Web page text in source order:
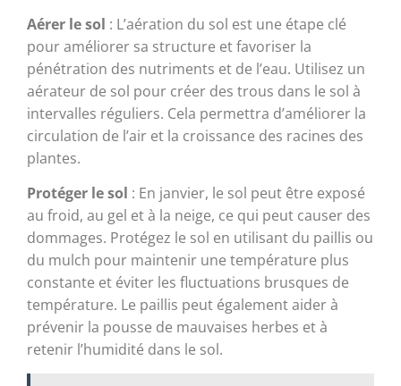
Aérer le sol : L’aération du sol est une étape clé
pour améliorer sa structure et favoriser la
pénétration des nutriments et de l’eau. Utilisez un
aérateur de sol pour créer des trous dans le sol à
intervalles réguliers. Cela permettra d’améliorer la
circulation de l’air et la croissance des racines des
plantes.
Protéger le sol : En janvier, le sol peut être exposé
au froid, au gel et à la neige, ce qui peut causer des
dommages. Protégez le sol en utilisant du paillis ou
du mulch pour maintenir une température plus
constante et éviter les fluctuations brusques de
température. Le paillis peut également aider à
prévenir la pousse de mauvaises herbes et à
retenir l’humidité dans le sol.